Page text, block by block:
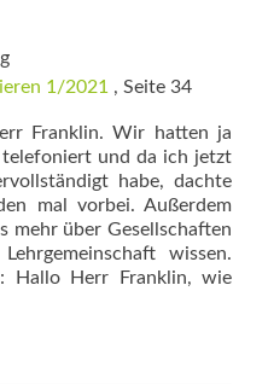
1/2021 , Seite 34
Franklin. Wir hatten ja
und da ich jetzt
habe, dachte
mal vorbei. Außerdem
mehr über Gesellschaften
wissen.
Hallo Herr Franklin, wie